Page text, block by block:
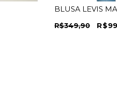
BLUSA LEVIS
R$349,90